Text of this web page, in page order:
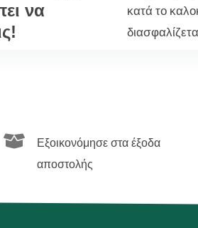
να
κατά το

Εξοικονόμησε στα έξοδα
αποστολής